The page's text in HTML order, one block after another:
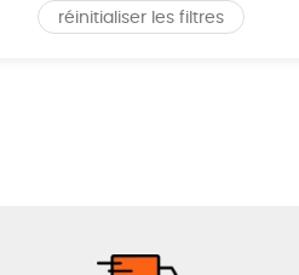
réinitialiser les filtres